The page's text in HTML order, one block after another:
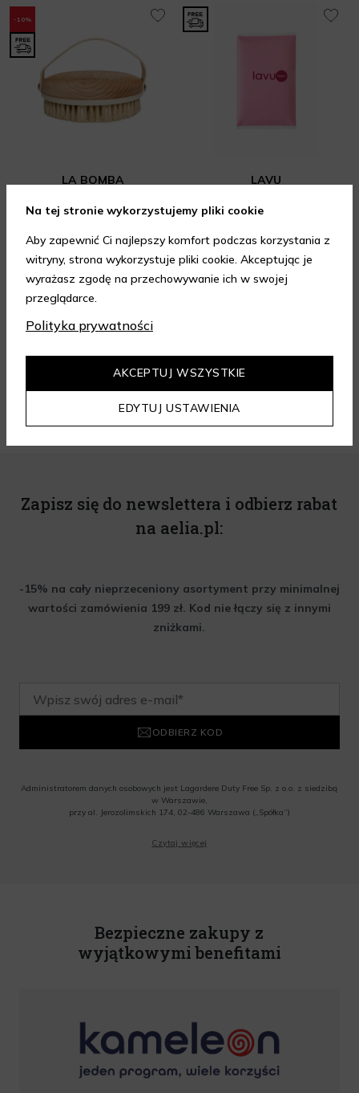
-10%
LA BOMBA
76,50 zł 85 zł
Najniższa cena z 30 dni: 85 zł
DODAJ DO KOSZYKA
LAVU
10 zł
DODAJ DO KOSZYKA
Zapisz się do newslettera i odbierz rabat
na aelia.pl:
-15% na cały nieprzeceniony asortyment przy minimalnej
wartości zamówienia 199 zł. Kod nie łączy się z innymi
zniżkami.
ODBIERZ KOD
Administratorem danych osobowych jest Lagardere Duty Free Sp. z o.o. z siedzibą
w Warszawie,
przy al. Jerozolimskich 174, 02-486 Warszawa („Spółka”)
o.o. informacji handlowych, w tym newslettera, informacji o promocjach i
Czytaj więcej
Bezpieczne zakupy z
wyjątkowymi benefitami
Na tej stronie wykorzystujemy pliki cookie
Aby zapewnić Ci najlepszy komfort podczas korzystania z
witryny, strona wykorzystuje pliki cookie. Akceptując je
wyrażasz zgodę na przechowywanie ich w swojej
przeglądarce.
Polityka prywatności
EDYTUJ USTAWIENIA
AKCEPTUJ WSZYSTKIE